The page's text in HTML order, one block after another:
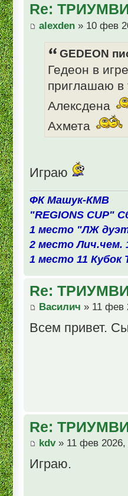
Re:
alexden » 10 фев
GEDEON
Гедеон в игре
приглашаю в
Алексдена
Ахмета
Играю
ФК Машук-КМВ
"REGIONS CUP"
1 место "ЛЖ
2 место Лич.чем.
1 место 11 Кубок
Re:
Василич » 11 фев
Всем привет.
Re:
kdv» 11 фев 2026,
Играю.